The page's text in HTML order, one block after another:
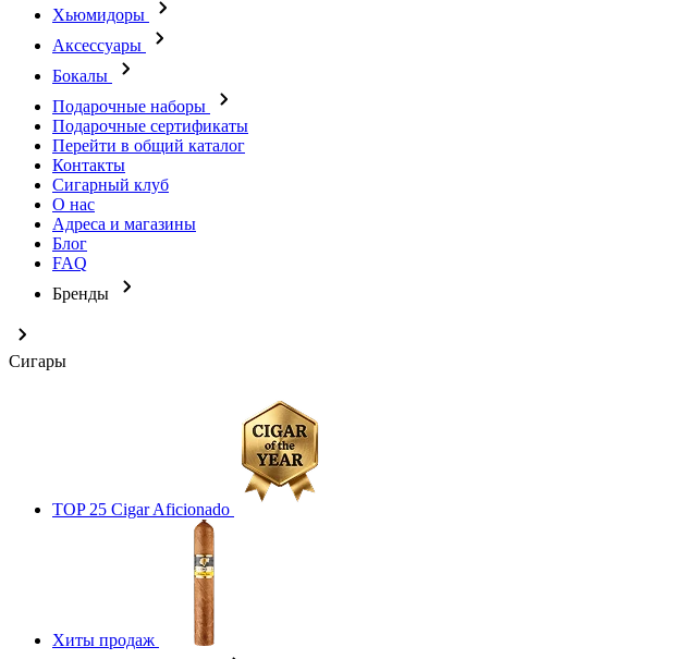
Хьюмидоры
Аксессуары
Бокалы
Подарочные наборы
Подарочные сертификаты
Перейти в общий каталог
Контакты
Сигарный клуб
О нас
Адреса и магазины
Блог
FAQ
Бренды
Сигары
TOP 25 Cigar Aficionado
Хиты продаж